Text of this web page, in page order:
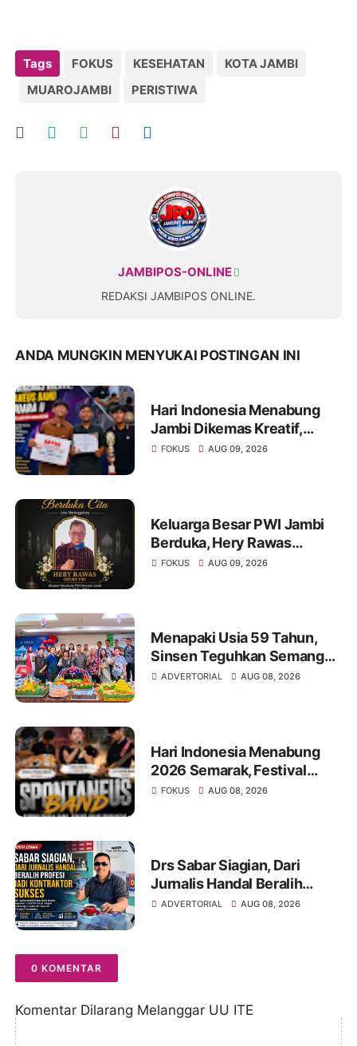
Tags FOKUS KESEHATAN
KOTA JAMBI
MUAROJAMBI
PERISTIWA
JAMBIPOS-ONLINE
REDAKSI JAMBIPOS ONLINE.
ANDA MUNGKIN MENYUKAI POSTINGAN INI
Hari Indonesia Menabung
Jambi Dikemas Kreatif,
Spontaneus Band Raih Juara
FOKUS AUG 09, 2026
Keluarga Besar PWI Jambi
Berduka, Hery Rawas
Mantan Sekretaris PWI
FOKUS AUG 09, 2026
Menapaki Usia 59 Tahun,
Sinsen Teguhkan Semangat
“Sustainably Growing”
ADVERTORIAL AUG 08, 2026
Hari Indonesia Menabung
2026 Semarak, Festival
Band Pelajar dan Mahasiswa
2
FOKUS AUG 08, 2026
Drs Sabar Siagian, Dari
Jurnalis Handal Beralih
Profesi Jadi Kontraktor
ADVERTORIAL AUG 08, 2026
0 KOMENTAR
Komentar Dilarang Melanggar UU ITE